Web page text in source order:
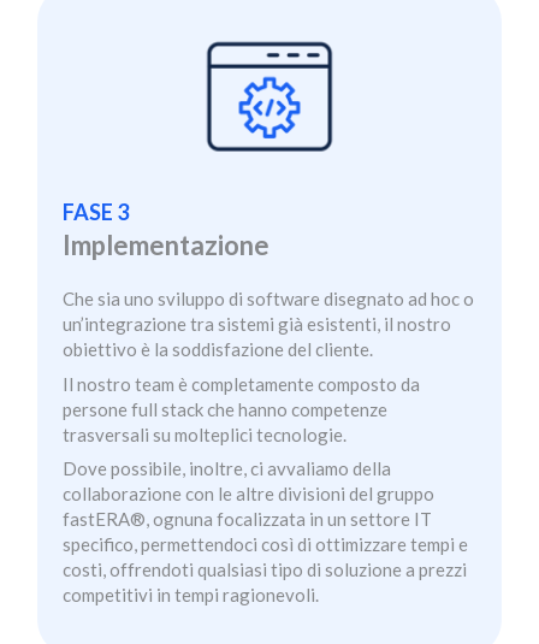
FASE 3
Implementazione
Che sia uno sviluppo di software disegnato ad hoc o
un’integrazione tra sistemi già esistenti, il nostro
obiettivo è la soddisfazione del cliente.
Il nostro team è completamente composto da
persone full stack che hanno competenze
trasversali su molteplici tecnologie.
Dove possibile, inoltre, ci avvaliamo della
collaborazione con le altre divisioni del gruppo
fastERA®, ognuna focalizzata in un settore IT
specifico, permettendoci così di ottimizzare tempi e
costi, offrendoti qualsiasi tipo di soluzione a prezzi
competitivi in tempi ragionevoli.